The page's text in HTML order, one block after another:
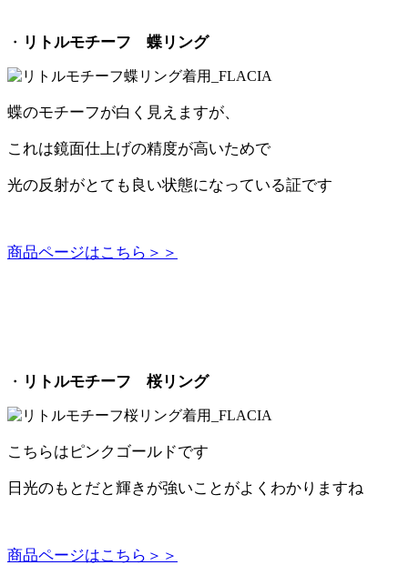
・ リトルモチーフ 蝶リング
蝶のモチーフが白く見えますが、
これは鏡面仕上げの精度が高いためで
光の反射がとても良い状態になっている証です
商品ページはこちら＞＞
・ リトルモチーフ 桜リング
こちらはピンクゴールドです
日光のもとだと輝きが強いことがよくわかりますね
商品ページはこちら＞＞